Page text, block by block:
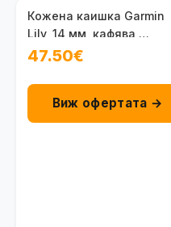
Кожена каишка Garmin
Lily, 14 мм, кафява,
010-13302-21
47.50€
Виж офертата →